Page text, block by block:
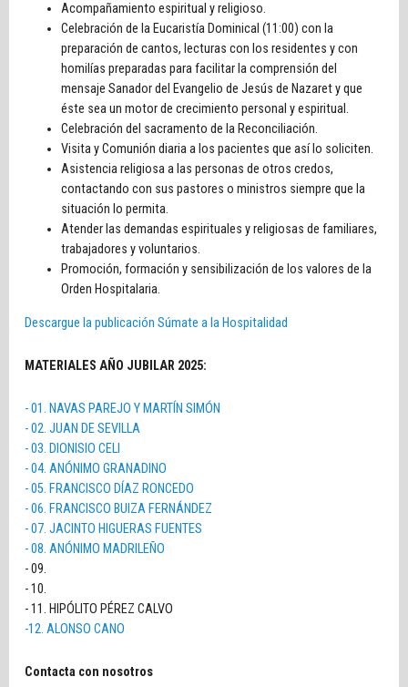
Acompañamiento espiritual y religioso.
Celebración de la Eucaristía Dominical (11:00) con la
preparación de cantos, lecturas con los residentes y con
homilías preparadas para facilitar la comprensión del
mensaje Sanador del Evangelio de Jesús de Nazaret y que
éste sea un motor de crecimiento personal y espiritual.
Celebración del sacramento de la Reconciliación.
Visita y Comunión diaria a los pacientes que así lo soliciten.
Asistencia religiosa a las personas de otros credos,
contactando con sus pastores o ministros siempre que la
situación lo permita.
Atender las demandas espirituales y religiosas de familiares,
trabajadores y voluntarios.
Promoción, formación y sensibilización de los valores de la
Orden Hospitalaria.
Descargue la publicación Súmate a la Hospitalidad
MATERIALES AÑO JUBILAR 2025:
- 01. NAVAS PAREJO Y MARTÍN SIMÓN
- 02. JUAN DE SEVILLA
- 03. DIONISIO CELI
- 04. ANÓNIMO GRANADINO
- 05. FRANCISCO DÍAZ RONCEDO
- 06. FRANCISCO BUIZA FERNÁNDEZ
- 07. JACINTO HIGUERAS FUENTES
-08. ANÓNIMO MADRILEÑO
- 09.
- 10.
- 11. HIPÓLITO PÉREZ CALVO
-12. ALONSO CANO
Contacta con nosotros